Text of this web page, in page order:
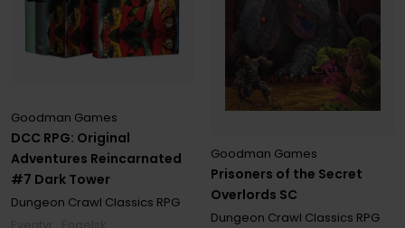
DCC RPG: Original
Adventures Reincarnated
#7 Dark Tower
Goodman Games
Dungeon Crawl Classics RPG
Prisoners of the Secret
Overlords SC
Goodman Games
Dungeon Crawl Classics RPG